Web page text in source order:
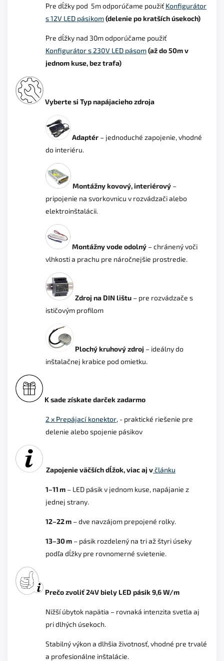
Pre dĺžky pod 5m odporúčame použiť Konfigurátor
s 12V LED pásikom(delenie po kratších úsekoch)
Pre dĺžky nad 30m odporúčame použiť
Konfigurátor s 230V LED pásom(až do 50m v
jednom kuse, bez trafa)
Vyberte si Typ napájacieho zdroja
Adaptér – jednoduché zapojenie, vhodné
do interiéru.
Montážny kovový, interiérový –
pripojenie na svorkovnicu v rozvádzači alebo
elektroinštalácii.
Montážny vode odolný – chránený voči
vlhkosti a prachu pre náročnejšie prostredie.
Zdroj na DIN lištu – pre rozvádzače s
ističovým profilom
Plochý kruhový zdroj – ideálny do
inštalačnej krabice pod omietku.
K sade získate darček zadarmo
2 x Prepájací konektor, - praktické riešenie pre
delenie alebo spojenie pásikov
Zapojenie väčších dĺžok, viac aj včlánku
1–11 m – LED pásik v jednom kuse, napájanie z
jednej strany.
12–22 m –dve navzájom prepojené rolky.
13–30 m – pásik rozdelený na tri až štyri úseky
podľa dĺžky pre rovnomerné svietenie.
Prečo zvoliť 24V biely LED pásik 9,6 W/m
Nižší úbytok napätia – rovnaká intenzita svetla aj
pri dlhých úsekoch.
Stabilný výkon a dlhšia životnosť, vhodné pre trvalé
a profesionálne inštalácie.